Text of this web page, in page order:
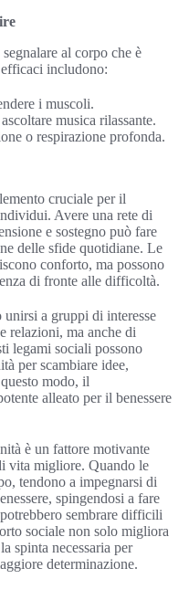
al corpo che è
includono:
i muscoli.
musica rilassante.
o respirazione profonda.
cruciale per il
Avere una rete di
e sostegno può fare
delle sfide quotidiane. Le
conforto, ma possono
di fronte alle difficoltà.
a gruppi di interesse
relazioni, ma anche di
legami sociali possono
per scambiare idee,
modo, il
alleato per il benessere
è un fattore motivante
vita migliore. Quando le
tendono a impegnarsi di
spingendosi a fare
sembrare difficili
sociale non solo migliora
spinta necessaria per
determinazione.